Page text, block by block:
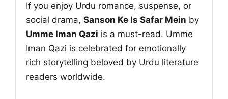
If you enjoy Urdu romance, suspense, or
social drama, Sanson Ke Is Safar Mein by
Umme Iman Qazi is a must-read. Umme
Iman Qazi is celebrated for emotionally
rich storytelling beloved by Urdu literature
readers worldwide.